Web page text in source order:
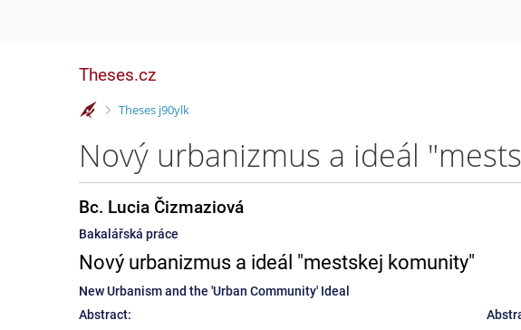
Theses.cz
>
Theses j90ylk
Nový urbanizmus a ideál
Bc. Lucia Čizmaziová
Bakalářská práce
Nový urbanizmus a ideál "mestskej komunity"
New Urbanism and the 'Urban Community' Ideal
Abstract: